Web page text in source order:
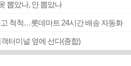
뽑았나, 안 뽑았나
척척…롯데마트 24시간 배송 자동화
터미널 옆에 선다(종합)